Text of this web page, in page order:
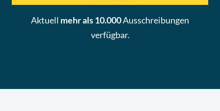
Aktuell mehr als 10.000Ausschreibungen
verfügbar.